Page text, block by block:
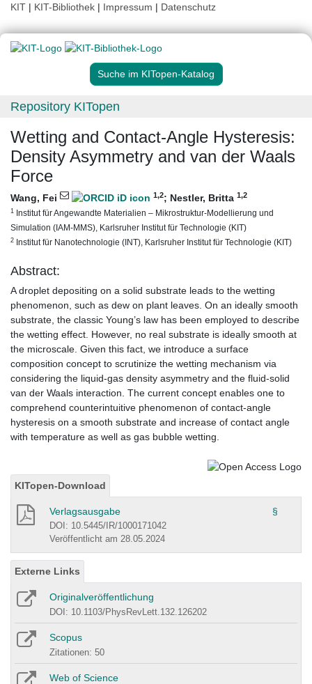
KIT | KIT-Bibliothek | Impressum | Datenschutz
Suche im KITopen-Katalog
Repository KITopen
Wetting and Contact-Angle Hysteresis:
Density Asymmetry and van der Waals
Force
Wang, Fei 1,2; Nestler, Britta 1,2
1 Institut für Angewandte Materialien – Mikrostruktur-Modellierung und
Simulation (IAM-MMS), Karlsruher Institut für Technologie (KIT)
2 Institut für Nanotechnologie (INT), Karlsruher Institut für Technologie (KIT)
Abstract:
A droplet depositing on a solid substrate leads to the wetting
phenomenon, such as dew on plant leaves. On an ideally smooth
substrate, the classic Young’s law has been employed to describe
the wetting effect. However, no real substrate is ideally smooth at
the microscale. Given this fact, we introduce a surface
composition concept to scrutinize the wetting mechanism via
considering the liquid-gas density asymmetry and the fluid-solid
van der Waals interaction. The current concept enables one to
comprehend counterintuitive phenomenon of contact-angle
hysteresis on a smooth substrate and increase of contact angle
with temperature as well as gas bubble wetting.
KITopen-Download
Verlagsausgabe §
DOI: 10.5445/IR/1000171042
Veröffentlicht am 28.05.2024
Externe Links
Originalveröffentlichung
DOI: 10.1103/PhysRevLett.132.126202
Scopus
Zitationen: 50
Web of Science